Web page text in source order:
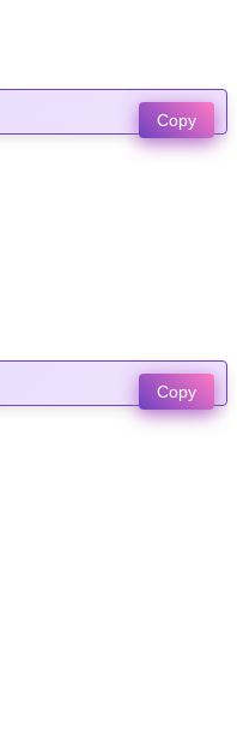
Copy
Copy